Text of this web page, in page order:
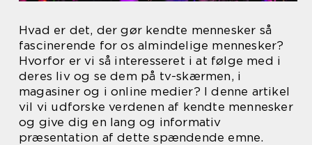
Hvad er det, der gør kendte mennesker så
fascinerende for os almindelige mennesker?
Hvorfor er vi så interesseret i at følge med i
deres liv og se dem på tv-skærmen, i
magasiner og i online medier? I denne artikel
vil vi udforske verdenen af kendte mennesker
og give dig en lang og informativ
præsentation af dette spændende emne.